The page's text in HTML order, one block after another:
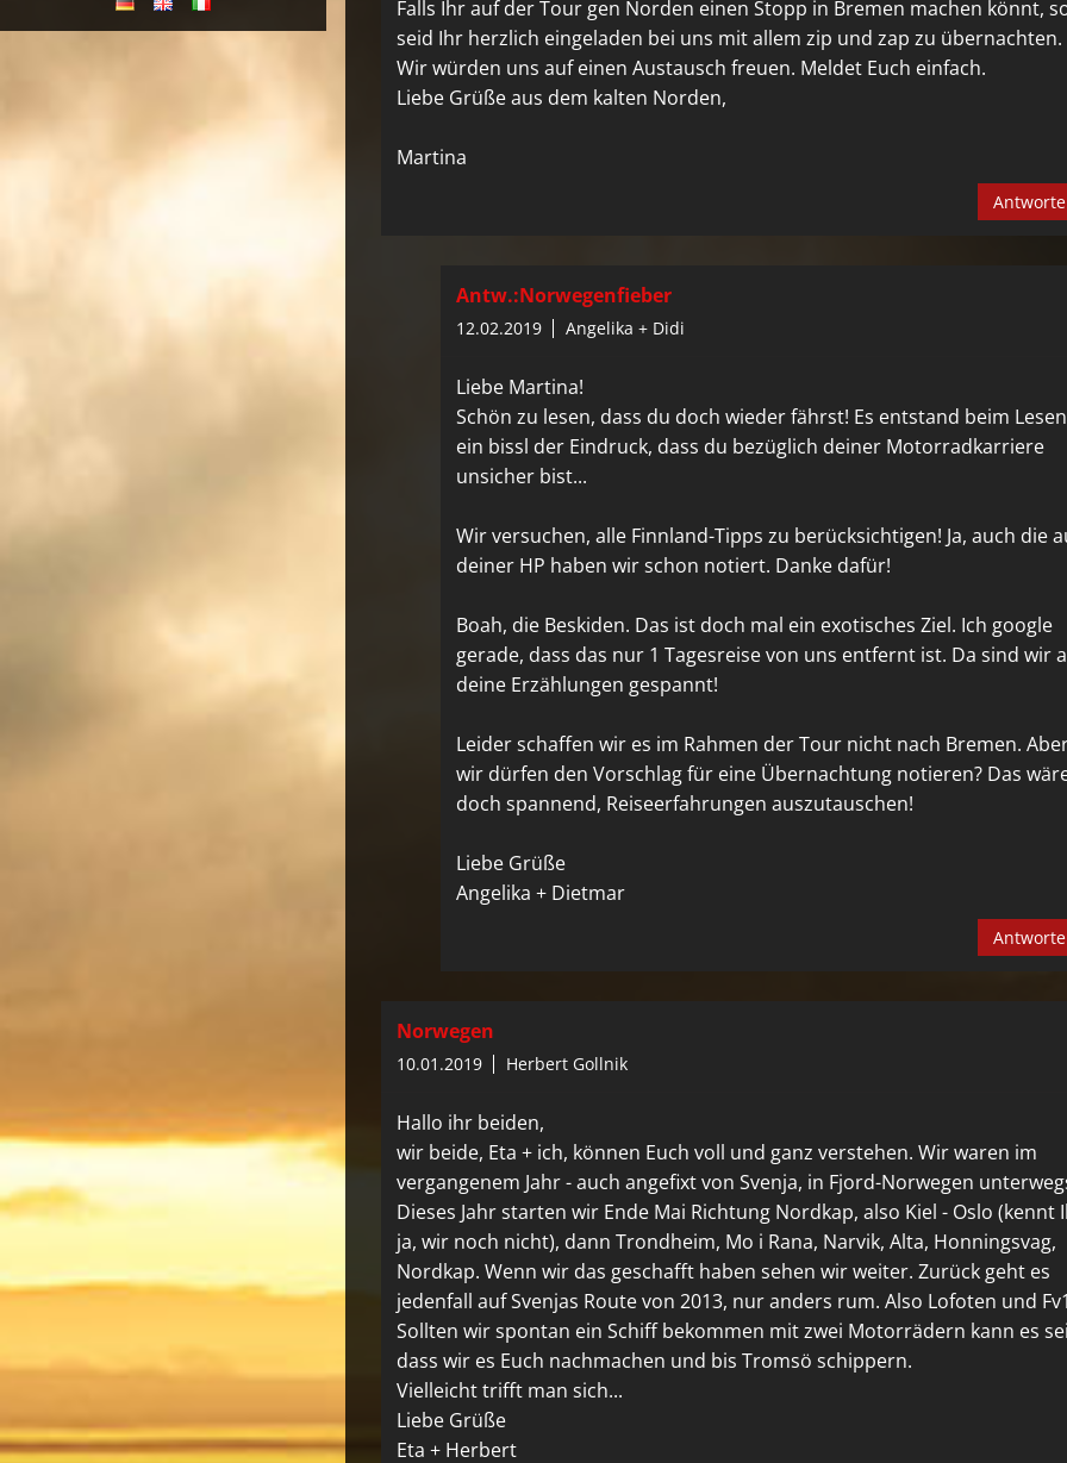
Falls Ihr auf der Tour gen Norden einen Stopp in Bremen machen könnt,
seid Ihr herzlich eingeladen bei uns mit allem zip und zap zu übernachten.
Wir würden uns auf einen Austausch freuen. Meldet Euch einfach.
Liebe Grüße aus dem kalten Norden,
Martina
Antw.:Norwegenfieber
12.02.2019 Angelika + Didi
Liebe Martina!
Schön zu lesen, dass du doch wieder fährst! Es entstand beim Lesen
ein bissl der Eindruck, dass du bezüglich deiner Motorradkarriere
unsicher bist...
Wir versuchen, alle Finnland-Tipps zu berücksichtigen! Ja, auch die
deiner HP haben wir schon notiert. Danke dafür!
Boah, die Beskiden. Das ist doch mal ein exotisches Ziel. Ich google
gerade, dass das nur 1 Tagesreise von uns entfernt ist. Da sind wir
deine Erzählungen gespannt!
Leider schaffen wir es im Rahmen der Tour nicht nach Bremen.
wir dürfen den Vorschlag für eine Übernachtung notieren? Das
doch spannend, Reiseerfahrungen auszutauschen!
Liebe Grüße
Angelika + Dietmar
Norwegen
10.01.2019 Herbert Gollnik
Hallo ihr beiden,
wir beide, Eta + ich, können Euch voll und ganz verstehen. Wir waren im
vergangenem Jahr - auch angefixt von Svenja, in Fjord-Norwegen
Dieses Jahr starten wir Ende Mai Richtung Nordkap, also Kiel - Oslo (kennt
ja, wir noch nicht), dann Trondheim, Mo i Rana, Narvik, Alta, Honningsvag,
Nordkap. Wenn wir das geschafft haben sehen wir weiter. Zurück geht es
jedenfall auf Svenjas Route von 2013, nur anders rum. Also Lofoten und
Sollten wir spontan ein Schiff bekommen mit zwei Motorrädern kann es
dass wir es Euch nachmachen und bis Tromsö schippern.
Vielleicht trifft man sich...
Liebe Grüße
Eta + Herbert